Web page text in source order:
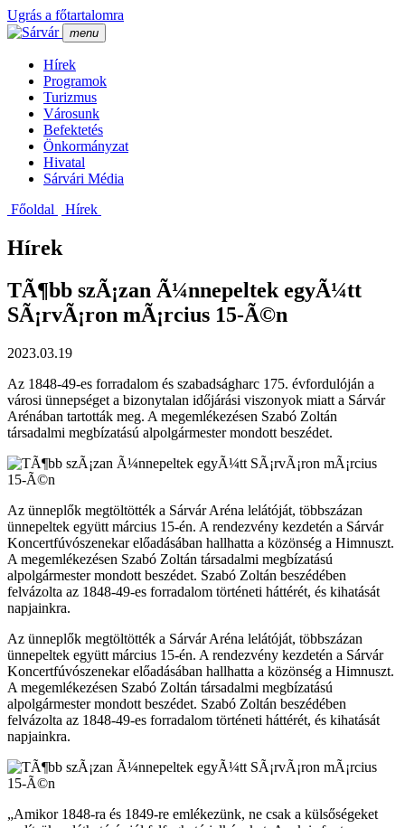
Ugrás a főtartalomra
menu
Hí­rek
Programok
Turizmus
Városunk
Befektetés
Önkormányzat
Hivatal
Sárvári Média
Főoldal
Hí­rek
Hírek
TÃ¶bb szÃ¡zan Ã¼nnepeltek egyÃ¼tt
SÃ¡rvÃ¡ron mÃ¡rcius 15-Ã©n
2023.03.19
Az 1848-49-es forradalom és szabadságharc 175. évfordulóján a
városi ünnepséget a bizonytalan időjárási viszonyok miatt a Sárvár
Arénában tartották meg. A megemlékezésen Szabó Zoltán
társadalmi megbízatású alpolgármester mondott beszédet.
Az ünneplők megtöltötték a Sárvár Aréna lelátóját, többszázan
ünnepeltek együtt március 15-én. A rendezvény kezdetén a Sárvár
Koncertfúvószenekar előadásában hallhatta a közönség a Himnuszt.
A megemlékezésen Szabó Zoltán társadalmi megbízatású
alpolgármester mondott beszédet. Szabó Zoltán beszédében
felvázolta az 1848-49-es forradalom történeti háttérét, és kihatását
napjainkra.
Az ünneplők megtöltötték a Sárvár Aréna lelátóját, többszázan
ünnepeltek együtt március 15-én. A rendezvény kezdetén a Sárvár
Koncertfúvószenekar előadásában hallhatta a közönség a Himnuszt.
A megemlékezésen Szabó Zoltán társadalmi megbízatású
alpolgármester mondott beszédet. Szabó Zoltán beszédében
felvázolta az 1848-49-es forradalom történeti háttérét, és kihatását
napjainkra.
„Amikor 1848-ra és 1849-re emlékezünk, ne csak a külsőségeket